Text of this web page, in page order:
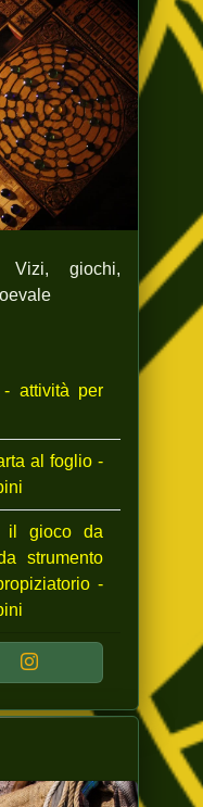
Vizi, giochi,
attività per
al foglio -
il gioco da
strumento
-